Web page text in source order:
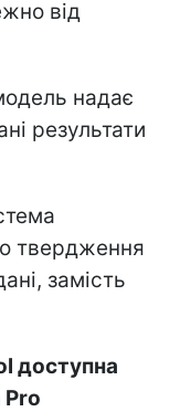
від
надає
результати
твердження
замість
доступна
Pro